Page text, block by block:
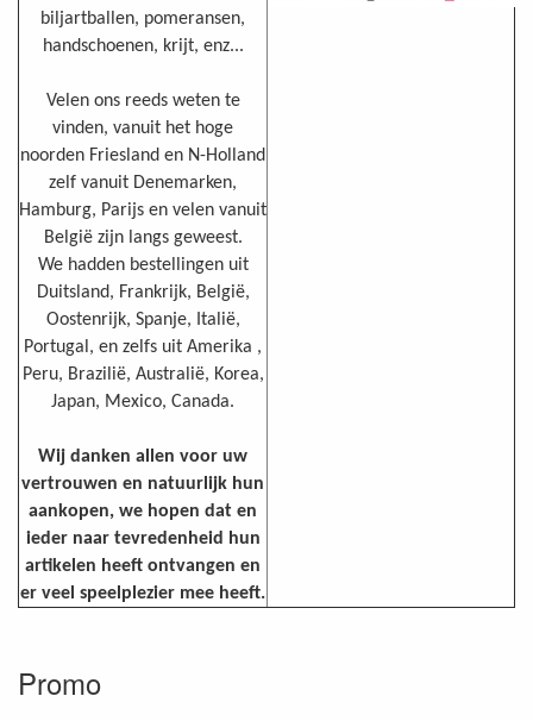
biljartballen, pomeransen,
handschoenen, krijt, enz...
Velen ons reeds weten te
vinden, vanuit het hoge
noorden Friesland en N-Holland
zelf vanuit Denemarken,
Hamburg, Parijs en velen vanuit
België zijn langs geweest.
We hadden bestellingen uit
Duitsland, Frankrijk, België,
Oostenrijk, Spanje, Italië,
Portugal, en zelfs uit Amerika ,
Peru, Brazilië, Australië, Korea,
Japan, Mexico, Canada.
Wij danken allen voor uw
vertrouwen en natuurlijk hun
aankopen, we hopen dat en
ieder naar tevredenheid hun
artikelen heeft ontvangen en
er veel speelplezier mee heeft.
Promo